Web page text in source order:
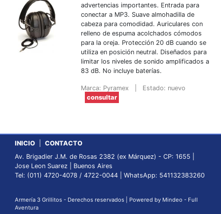
advertencias importantes. Entrada para
conectar a MP3. Suave almohadilla de
cabeza para comodidad. Auriculares con
relleno de espuma acolchados cómodos
para la oreja. Protección 20 dB cuando se
utiliza en posición neutral. Diseñados para
limitar los niveles de sonido amplificados a
83 dB. No incluye baterías.
Marca: Pyramex
Estado: nuevo
consultar
INICIO
CONTACTO
Av. Brigadier J.M. de Rosas 2382 (ex Márquez) - CP: 1655 |
Jose Leon Suarez | Buenos Aires
Tel: (011) 4720-4078 / 4722-0044 | WhatsApp: 541132383260
Armería 3 Grillitos - Derechos reservados | Powered by Mindeo - Full
Aventura